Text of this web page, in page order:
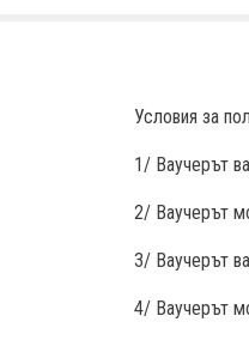
Условия за
1/ Ваучерът
2/ Ваучерът
3/ Ваучерът
4/ Ваучерът